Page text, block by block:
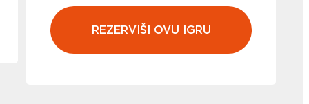
REZERVIŠI OVU IGRU